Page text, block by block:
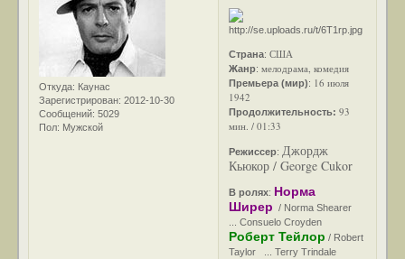
Откуда: Каунас
Зарегистрирован: 2012-10-30
Сообщений: 5029
Пол: Мужской
Страна:США
Жанр:мелодрама, комедия
Премьера (мир): 16 июля
1942
Продолжительность:93
мин. / 01:33
Режиссер: Джордж
Кьюкор / George Cukor
В ролях: Норма
Ширер / Norma Shearer
... Consuelo Croyden
Роберт Тейлор / Robert
Taylor ... Terry Trindale